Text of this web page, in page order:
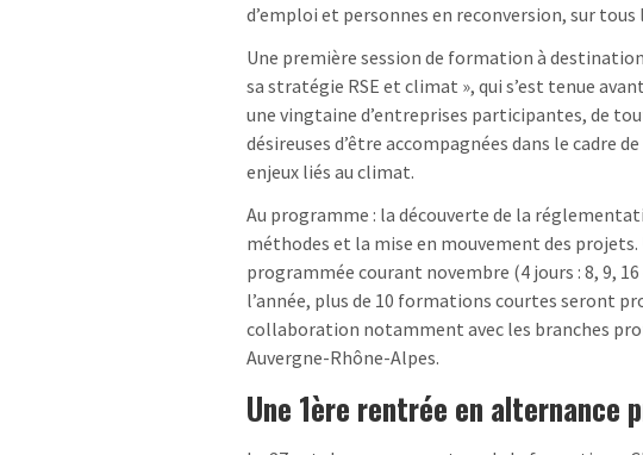
d’emploi et personnes en reconversion, sur tous
Une première session de formation à
sa stratégie RSE et climat », qui s’est tenue
une vingtaine d’entreprises participantes, de
désireuses d’être accompagnées dans le cadre
enjeux liés au climat.
Au programme : la découverte de la
méthodes et la mise en mouvement des projets.
programmée courant novembre (4 jours : 8, 9,
l’année, plus de 10 formations courtes seront
collaboration notamment avec les branches
Auvergne-Rhône-Alpes.
Une 1ère rentrée en alternance